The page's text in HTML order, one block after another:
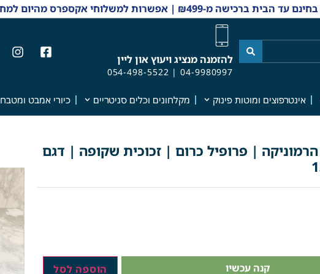
מ-₪499 | אפשרות למשלוחי אקספרס מהיום למחר | למענה אנושי והזמנות 04-9980997
להזמנה מנציג ויעוץ און ליין
04-9980997
|
054-498-5522
אינטרפוצים ומוטות פינוק מקלחונים וכלים סניטריים כיורי אמבט ומטבח
| פרופיל כרום | זכוכית שקופה | דגם
קנה עכשיו הוספה לסל